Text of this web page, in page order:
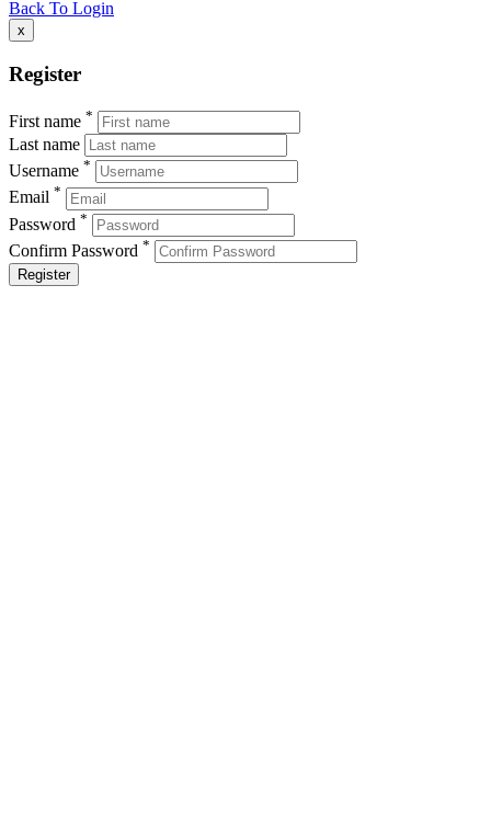
Back To Login
x
Register
First name *
Last name
Username *
Email *
Password *
Confirm Password *
Register